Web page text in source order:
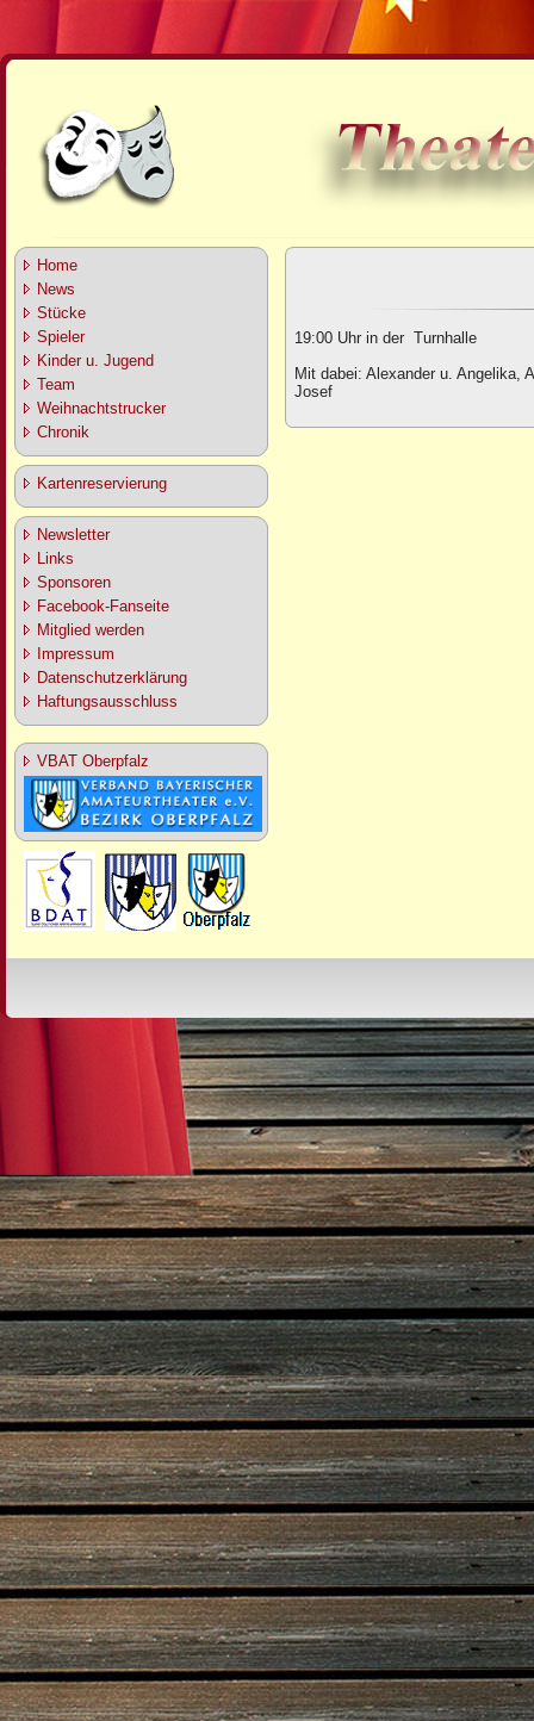
Home
News
Stücke
Spieler
Kinder u. Jugend
Team
Weihnachtstrucker
Chronik
Kartenreservierung
Newsletter
Links
Sponsoren
Facebook-Fanseite
Mitglied werden
Impressum
Datenschutzerklärung
Haftungsausschluss
VBAT Oberpfalz
19:00 Uhr in der Turnhalle
Mit dabei: Alexander u. Angelika
Josef